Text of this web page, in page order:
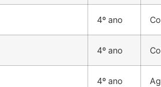
4º ano
4º ano
4º ano